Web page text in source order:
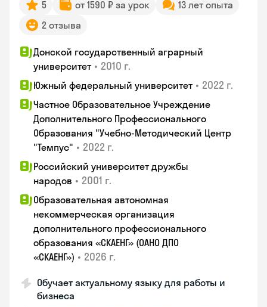
5 от 1590 ₽ за урок
13 лет опыта
2 отзыва
Донской государственный аграрный
университет • 2010 г.
Южный федеральный университет • 2022 г.
Частное Образовательное Учреждение
Дополнительного Профессионального
Образования "Учебно-Методический Центр
"Темпус" • 2022 г.
Российский университет дружбы
народов • 2001 г.
Образовательная автономная
некоммерческая организация
дополнительного профессионального
образования «СКАЕНГ» (ОАНО ДПО
«СКАЕНГ») • 2026 г.
Обучает актуальному языку для работы и
бизнеса